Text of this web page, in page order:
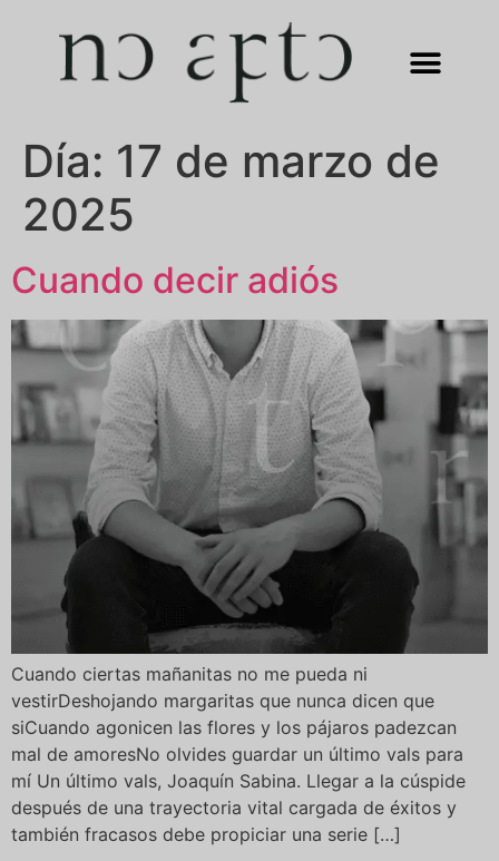
Día: 17 de marzo de
2025
Cuando decir adiós
Cuando ciertas mañanitas no me pueda ni
vestirDeshojando margaritas que nunca dicen que
siCuando agonicen las flores y los pájaros padezcan
mal de amoresNo olvides guardar un último vals para
mí Un último vals, Joaquín Sabina. Llegar a la cúspide
después de una trayectoria vital cargada de éxitos y
también fracasos debe propiciar una serie […]